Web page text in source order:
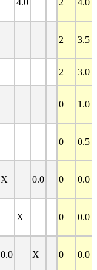
4.0 2 4.0
2 3.5
2 3.0
0 1.0
0 0.5
X 0.0 0 0.0
X 0 0.0
0.0 X 0 0.0